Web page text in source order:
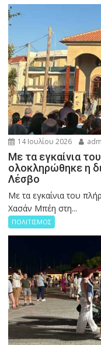
14 Ιουλίου 2026
Με τα εγκαίνια
ολοκληρώθηκε η
Λέσβο
Με τα εγκαίνια του
Χασάν Μπέη στη...
ΠΟΛΙΤΙΣΜΟΣ